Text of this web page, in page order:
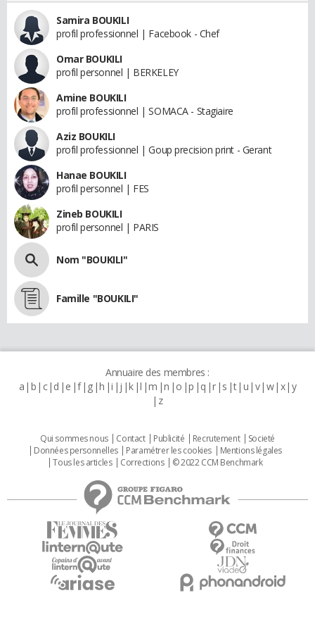
Samira BOUKILI
profil professionnel | Facebook - Chef
Omar BOUKILI
profil personnel | BERKELEY
Amine BOUKILI
profil professionnel | SOMACA - Stagiaire
Aziz BOUKILI
profil professionnel | Goup precision print - Gerant
Hanae BOUKILI
profil personnel | FES
Zineb BOUKILI
profil personnel | PARIS
Nom "BOUKILI"
Famille "BOUKILI"
Annuaire des membres :
a b c d e f g h i j k l m n o p q r s t u v w x y
z
Qui sommes nous Contact Publicité Recrutement
Societé
Données personnelles
Paramétrer les cookies
Mentions légales
Tous les articles
Corrections © 2022 CCM Benchmark